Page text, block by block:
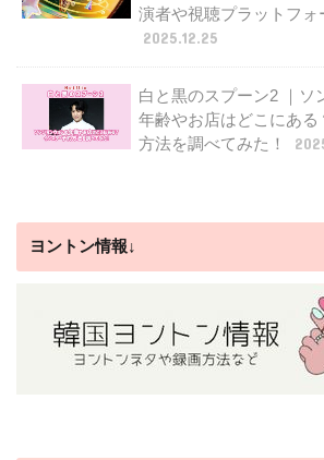
演者や視聴プラットフォ
2025.12.25
白と黒のスプーン2 ｜ソ
年齢やお店はどこにある
方法を調べてみた！
ヨントン情報↓